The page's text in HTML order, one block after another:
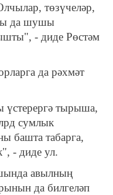
төзүчеләр,
да шушы
- диде Рөстәм
да рәхмәт
тырыша,
сумлык
башта табарга,
- диде ул.
авылның
да билгеләп